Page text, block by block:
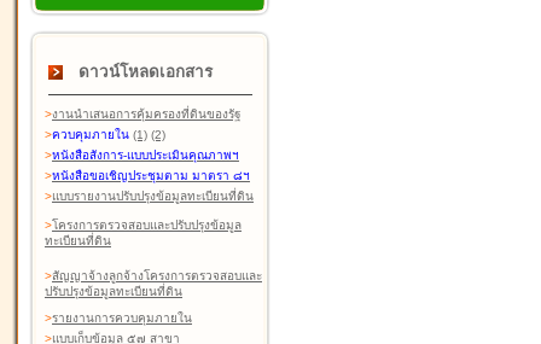
ดาวน์โหลดเอกสาร
>งานนำเสนอการคุ้มครองที่ดินของรัฐ
>ควบคุมภายใน (1) (2)
>หนังสือสังการ-แบบประเมินคุณภาพฯ
>หนังสือขอเชิญประชุมตาม มาตรา ๘ฯ
>แบบรายงานปรับปรุงข้อมูลทะเบียนที่ดิน
>โครงการตรวจสอบและปรับปรุงข้อมูล
ทะเบียนที่ดิน
>สัญญาจ้างลูกจ้างโครงการตรวจสอบและ
ปรับปรุงข้อมูลทะเบียนที่ดิน
>รายงานการควบคุมภายใน
>แบบเก็บข้อมูล ๕๗ สาขา